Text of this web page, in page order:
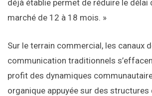
déjà établie permet de réduire le délai
marché de 12 à 18 mois. »
Sur le terrain commercial, les canaux
communication traditionnels
profit des dynamiques
organique appuyée sur des